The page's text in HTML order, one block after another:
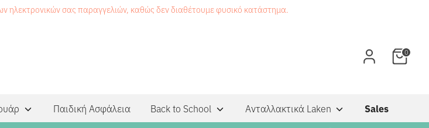
ηλεκτρονικών σας παραγγελιών, καθώς δεν διαθέτουμε φυσικό κατάστημα.
0
Παιδική Ασφάλεια Back to School Ανταλλακτικά Laken Sales